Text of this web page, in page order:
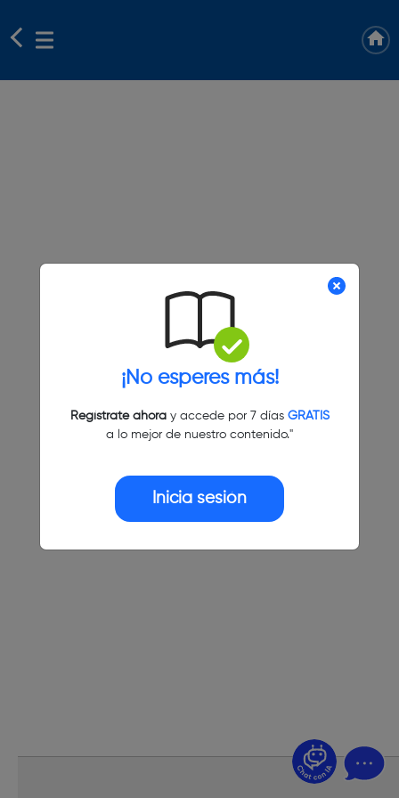
¡No esperes más!
Regístrate ahoray accede por 7 días GRATIS
a lo mejor de nuestro contenido."
Inicia sesión